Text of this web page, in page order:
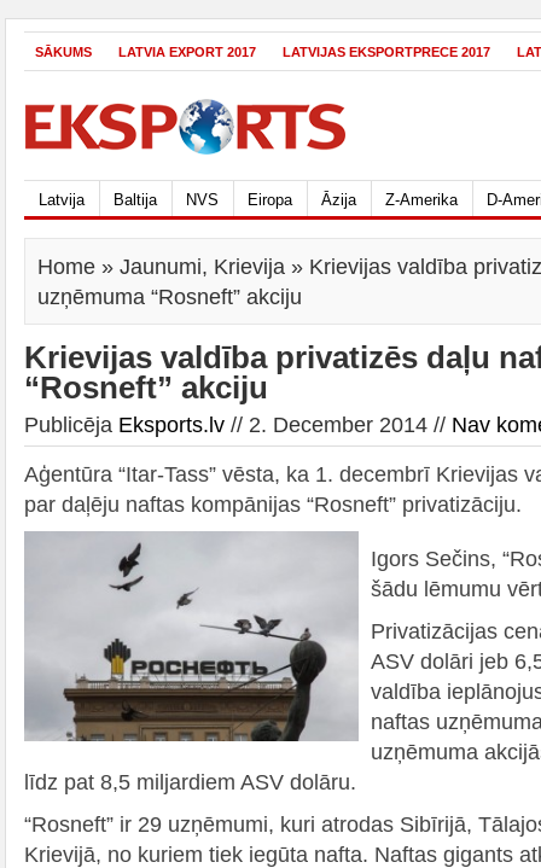
SĀKUMS LATVIA EXPORT 2017 LATVIJAS EKSPORTPRECE 2017
Latvija Baltija NVS Eiropa Āzija Z-Amerika D-
Home » Jaunumi, Krievija » Krievijas valdība
uzņēmuma “Rosneft” akciju
Krievijas valdība privatizēs daļu
“Rosneft” akciju
Publicēja Eksports.lv // 2. December 2014 // Nav
Aģentūra “Itar-Tass” vēsta, ka 1. decembrī Krievijas
par daļēju naftas kompānijas “Rosneft” privatizāciju.
Igors Sečins,
šādu lēmumu
Privatizācijas
ASV dolāri jeb
valdība
naftas
uzņēmuma
līdz pat 8,5 miljardiem ASV dolāru.
“Rosneft” ir 29 uzņēmumi, kuri atrodas Sibīrijā,
Krievijā, no kuriem tiek iegūta nafta. Naftas gigants